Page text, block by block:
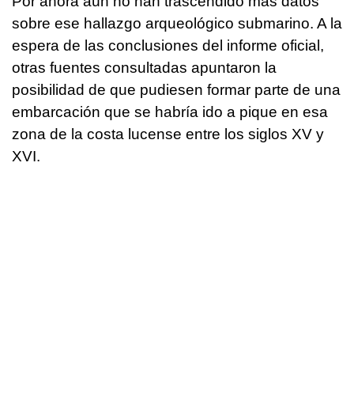
sobre ese hallazgo arqueológico submarino. A la
espera de las conclusiones del informe oficial,
otras fuentes consultadas apuntaron la
posibilidad de que pudiesen formar parte de una
embarcación que se habría ido a pique en esa
zona de la costa lucense entre los siglos XV y
XVI.